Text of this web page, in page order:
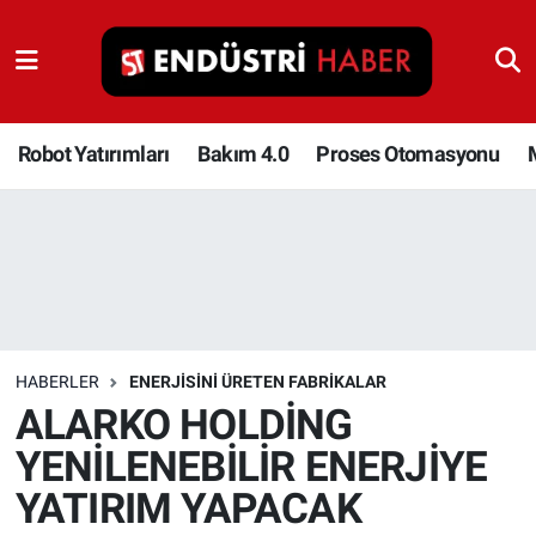
Robot Yatırımları Bakım 4.0 Proses Otomasyonu
HABERLER ENERJISINI ÜRETEN FABRIKALAR
ALARKO HOLDİNG
YENİLENEBİLİR ENERJİYE
YATIRIM YAPACAK
Robot Yatırımları
Bakım 4.0
Depolama Çözümleri
İnşaat ve Malzeme
HaberOrtak